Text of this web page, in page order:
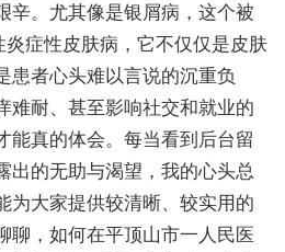
辛。尤其像是银屑病，这个被
炎症性皮肤病，它不仅仅是皮肤
患者心头难以言说的沉重负
难耐、甚至影响社交和就业的
能真的体会。每当看到后台留
出的无助与渴望，我的心头总
为大家提供较清晰、较实用的
聊，如何在平顶山市一人民医